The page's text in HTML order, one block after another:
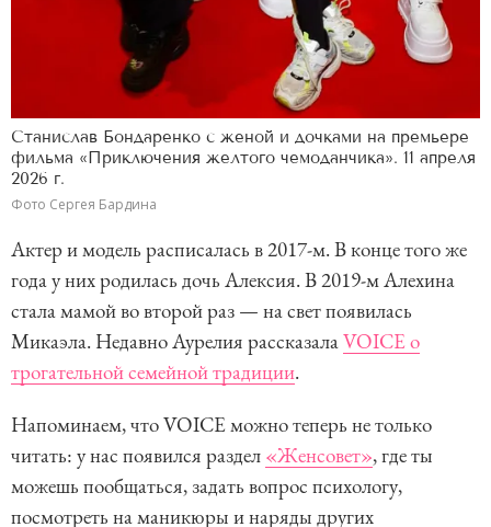
Станислав Бондаренко с женой и дочками на премьере
фильма «Приключения желтого чемоданчика». 11 апреля
2026 г.
Фото Сергея Бардина
Актер и модель расписалась в 2017-м. В конце того же
года у них родилась дочь Алексия. В 2019-м Алехина
стала мамой во второй раз — на свет появилась
Микаэла. Недавно Аурелия рассказалаVOICE о
трогательной семейной традиции.
Напоминаем, что VOICE можно теперь не только
читать: у нас появился раздел «Женсовет», где ты
можешь пообщаться, задать вопрос психологу,
посмотреть на маникюры и наряды других